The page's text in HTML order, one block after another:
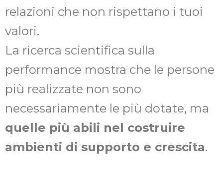
relazioni che non rispettano i tuoi
valori.
La ricerca scientifica sulla
performance mostra che le persone
più realizzate non sono
necessariamente le più dotate, ma
quelle più abili nel costruire
ambienti di supporto e crescita.